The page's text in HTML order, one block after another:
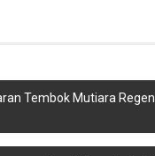
Tembok Mutiara